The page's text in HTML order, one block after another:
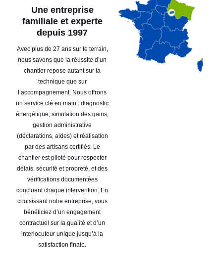
Une entreprise
familiale et experte
depuis 1997
Avec plus de 27 ans sur le terrain,
nous savons que la réussite d’un
chantier repose autant sur la
technique que sur
l’accompagnement. Nous offrons
un service clé en main : diagnostic
énergétique, simulation des gains,
gestion administrative
(déclarations, aides) et réalisation
par des artisans certifiés. Le
chantier est piloté pour respecter
délais, sécurité et propreté, et des
vérifications documentées
concluent chaque intervention. En
choisissant notre entreprise, vous
bénéficiez d’un engagement
contractuel sur la qualité et d’un
interlocuteur unique jusqu’à la
satisfaction finale.